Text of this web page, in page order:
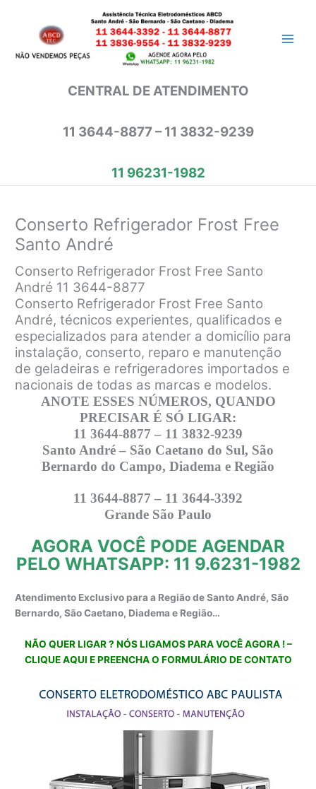
conteúdo
CENTRAL DE ATENDIMENTO
11 3644-8877 – 11 3832-9239
11 96231-1982
Conserto Refrigerador Frost Free
Santo André
Conserto Refrigerador Frost Free Santo
André 11 3644-8877
Conserto Refrigerador Frost Free Santo
André, técnicos experientes, qualificados e
especializados para atender a domicílio para
instalação, conserto, reparo e manutenção
de geladeiras e refrigeradores importados e
nacionais de todas as marcas e modelos.
ANOTE ESSES NÚMEROS, QUANDO
PRECISAR É SÓ LIGAR:
11 3644-8877 – 11 3832-9239
Santo André – São Caetano do Sul, São
Bernardo do Campo, Diadema e Região
11 3644-8877 – 11 3644-3392
Grande São Paulo
AGORA VOCÊ PODE AGENDAR
PELO WHATSAPP: 11 9.6231-1982
Atendimento Exclusivo para a Região de Santo André, São
Bernardo, São Caetano, Diadema e Região…
NÃO QUER LIGAR ? NÓS LIGAMOS PARA VOCÊ AGORA ! –
CLIQUE AQUI E PREENCHA O FORMULÁRIO DE CONTATO